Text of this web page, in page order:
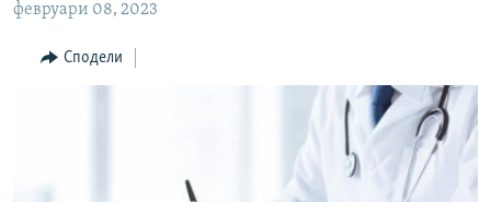
Премини
ШТО ТРЕБА ДА ЗНАЕТЕ
ПРИЈАВИ СЕ ЗА ЊУЗЛЕТЕР
февруари 08, 2023
Сподели